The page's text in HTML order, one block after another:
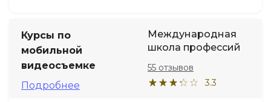
Курсы по
мобильной
видеосъемке
Подробнее
Международная
школа профессий
3.3
55 отзывов